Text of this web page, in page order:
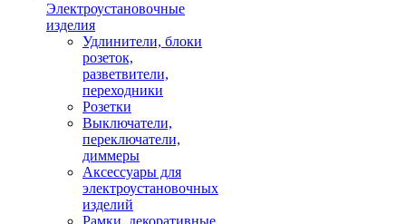
Электроустановочные
изделия
Удлинители, блоки
розеток,
разветвители,
переходники
Розетки
Выключатели,
переключатели,
диммеры
Аксессуары для
электроустановочных
изделий
Рамки, декоративные